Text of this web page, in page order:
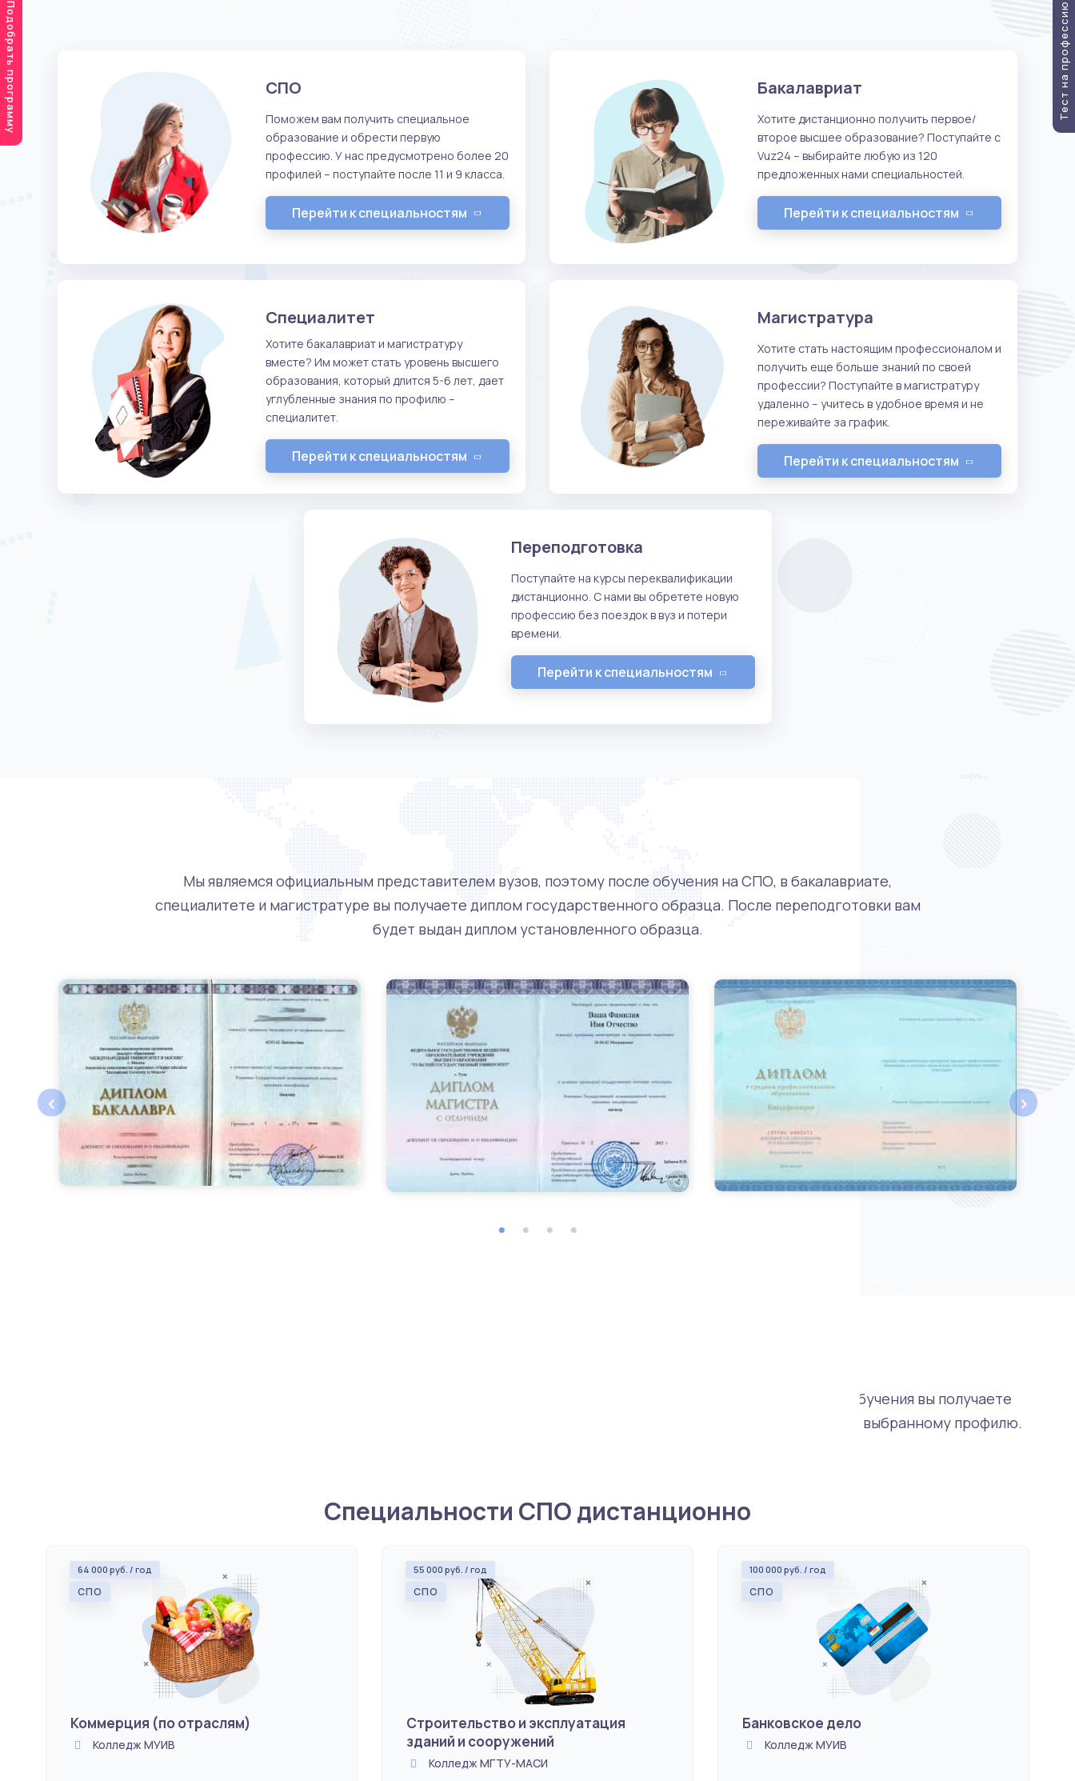
СПО
Поможем вам получить специальное
образование и обрести первую
профессию. У нас предусмотрено более 20
профилей – поступайте после 11 и 9 класса.
Перейти к специальностям
Бакалавриат
Хотите дистанционно получить первое/
второе высшее образование? Поступайте с
Vuz24 – выбирайте любую из 120
предложенных нами специальностей.
Перейти к специальностям
Специалитет
Хотите бакалавриат и магистратуру
вместе? Им может стать уровень высшего
образования, который длится 5-6 лет, дает
углубленные знания по профилю –
специалитет.
Перейти к специальностям
Магистратура
Хотите стать настоящим профессионалом и
получить еще больше знаний по своей
профессии? Поступайте в магистратуру
удаленно – учитесь в удобное время и не
переживайте за график.
Перейти к специальностям
Переподготовка
Поступайте на курсы переквалификации
дистанционно. С нами вы обретете новую
профессию без поездок в вуз и потери
времени.
Перейти к специальностям
Мы являемся официальным представителем вузов, поэтому после обучения на СПО, в бакалавриате,
специалитете и магистратуре вы получаете диплом государственного образца. После переподготовки вам
будет выдан диплом установленного образца.
‹ ›
Все специальности соответствуют федеральным государственным стандартам и аккредитированы. В процессе обучения вы получаете
электронные учебники, видеолекции и упражнения, поэтому у вас есть возможность усвоить весь объем знаний по выбранному профилю.
Специальности СПО дистанционно
64 000 руб. / год
СПО
Коммерция (по отраслям)
Колледж МУИВ
55 000 руб. / год
СПО
Строительство и эксплуатация
зданий и сооружений
Колледж МГТУ-МАСИ
100 000 руб. / год
СПО
Банковское дело
Колледж МУИВ
Подобрать программу Тест на профессию